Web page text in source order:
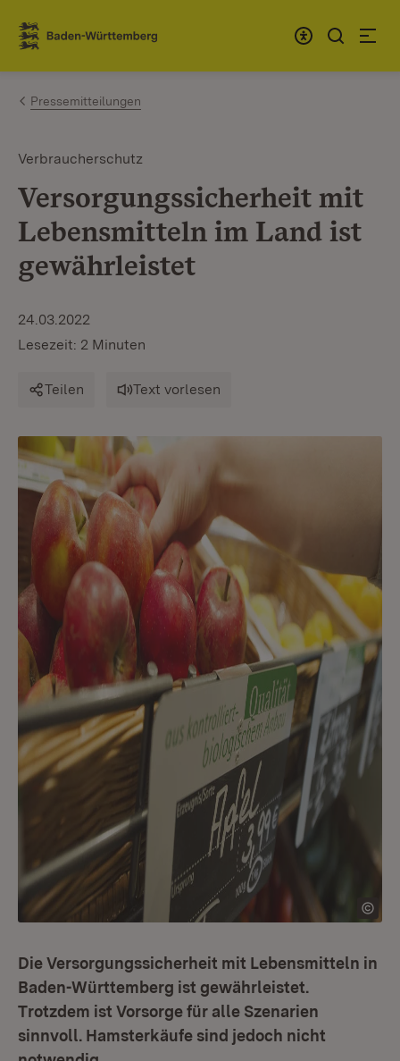
Zum Inhalt springen
Link zur Startseite
Pressemitteilungen
Verbraucherschutz
Versorgungssicherheit mit
Lebensmitteln im Land ist
gewährleistet
24.03.2022
Lesezeit: 2 Minuten
Teilen Text vorlesen
Die Versorgungssicherheit mit Lebensmitteln in
Baden-Württemberg ist gewährleistet.
Trotzdem ist Vorsorge für alle Szenarien
sinnvoll. Hamsterkäufe sind jedoch nicht